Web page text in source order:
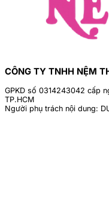
CÔNG TY TNHH NỆM
GPKD số 0314243042 cấp
TP.HCM
Người phụ trách nội dung: